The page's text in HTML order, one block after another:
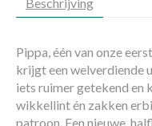
Beschrijving
Pippa, één van onze
krijgt een welverdiende
iets ruimer getekend en
wikkellint én zakken
patroon. Een nieuwe,